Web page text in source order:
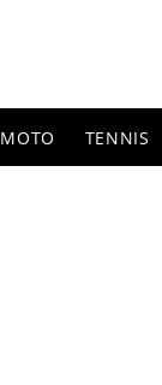
MOTO TENNIS